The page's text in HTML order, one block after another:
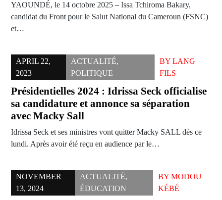
YAOUNDÉ, le 14 octobre 2025 – Issa Tchiroma Bakary,
candidat du Front pour le Salut National du Cameroun (FSNC)
et…
APRIL 22,
2023
ACTUALITÉ,
POLITIQUE
BYLANG
FILS
Présidentielles 2024 : Idrissa Seck officialise
sa candidature et annonce sa séparation
avec Macky Sall
Idrissa Seck et ses ministres vont quitter Macky SALL dès ce
lundi. Après avoir été reçu en audience par le…
NOVEMBER
13, 2024
ACTUALITÉ,
ÉDUCATION
BYMODOU
KÉBÉ